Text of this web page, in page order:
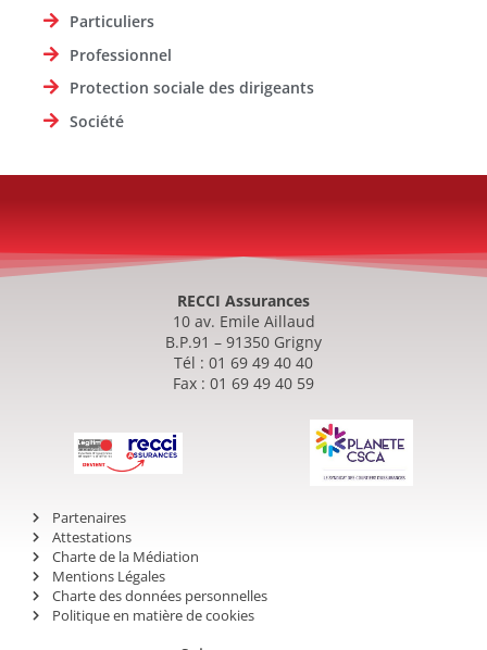
Particuliers
Professionnel
Protection sociale des dirigeants
Société
RECCI Assurances
10 av. Emile Aillaud
B.P.91 – 91350 Grigny
Tél : 01 69 49 40 40
Fax : 01 69 49 40 59
Partenaires
Attestations
Charte de la Médiation
Mentions Légales
Charte des données personnelles
Politique en matière de cookies